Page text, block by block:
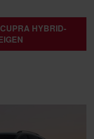
HYBRID-